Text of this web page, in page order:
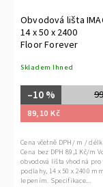
Obvodová lišta
14 x 50 x 2400
Floor Forever
Skladem Ihned
–10 %
89,10 Kč
Cena včetně DPH/ m /
Cena bez DPH 89,1 Kč/m Voděodolná
obvodová lišta vhodná pro
podlahy, 14 x 50 x 2400
lepením. Specifikace...